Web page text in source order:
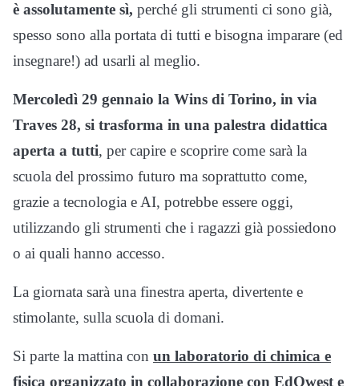
è assolutamente sì, perché gli strumenti ci sono già,
spesso sono alla portata di tutti e bisogna imparare (ed
insegnare!) ad usarli al meglio.
Mercoledì 29 gennaio la Wins di Torino, in via
Traves 28, si trasforma in una palestra didattica
aperta a tutti, per capire e scoprire come sarà la
scuola del prossimo futuro ma soprattutto come,
grazie a tecnologia e AI, potrebbe essere oggi,
utilizzando gli strumenti che i ragazzi già possiedono
o ai quali hanno accesso.
La giornata sarà una finestra aperta, divertente e
stimolante, sulla scuola di domani.
Si parte la mattina con un laboratorio di chimica e
fisica organizzato in collaborazione con EdQwest e